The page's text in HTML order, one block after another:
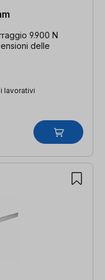
9.900 N
delle
lavorativi